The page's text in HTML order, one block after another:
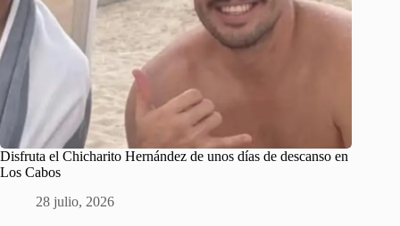
Disfruta el Chicharito Hernández de unos días de descanso en
Los Cabos
28 julio, 2026